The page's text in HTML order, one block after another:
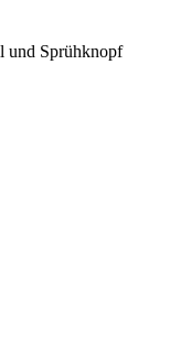
und Sprühknopf